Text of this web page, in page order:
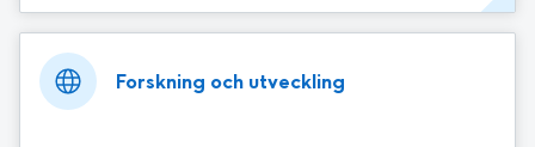
Forskning och utveckling